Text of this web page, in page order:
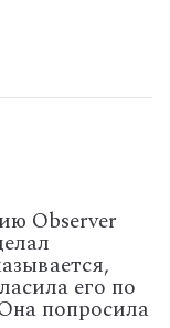
Observer
его по
попросила